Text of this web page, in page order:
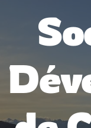
Rois Mages
Marché culinaire